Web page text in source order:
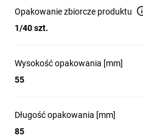
Opakowanie zbiorcze produktu
1/40 szt.
Wysokość opakowania [mm]
55
Długość opakowania [mm]
85